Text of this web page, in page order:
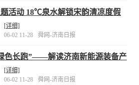
活动 18℃泉水解锁宋韵清凉度假
[详细]
06-02 11-28
舜网-济南日报
色长跑”——解读济南新能源装备产
[详细]
06-02 11-28
舜网-济南日报